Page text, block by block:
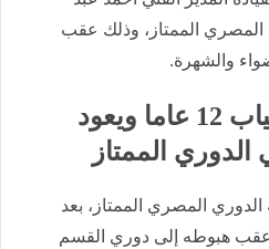
المصري الممتاز، وذلك عقب
نادي القناة ينهي غياب 12 عاما ويعود
الممتاز
الدوري المصري الممتاز، بعد
وذلك عقب هبوطه إلى دوري القسم